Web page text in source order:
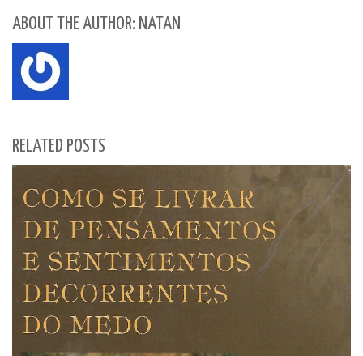
ABOUT THE AUTHOR: NATAN
RELATED POSTS